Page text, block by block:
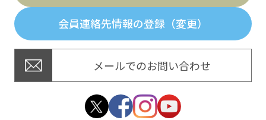
会員連絡先情報の登録（変更）
メールでのお問い合わせ